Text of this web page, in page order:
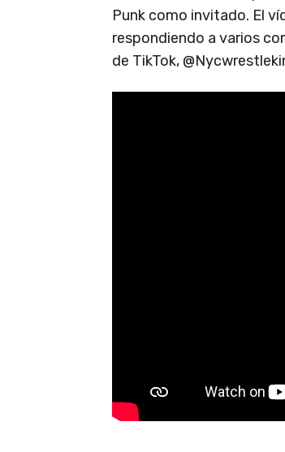
Punk como invitado. El
respondiendo a varios
de TikTok,